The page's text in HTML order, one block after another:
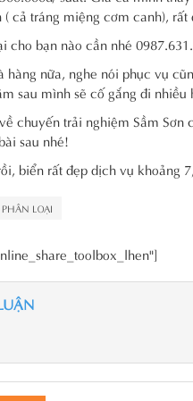
cả tráng miệng cơm canh), rất
cho bạn nào cần nhé
hàng nữa, nghe nói phục vụ
sau mình sẽ cố gắng đi nhiều
chuyến trải nghiệm Sầm
sau nhé!
biển rất đẹp dịch vụ khoảng
LOẠI